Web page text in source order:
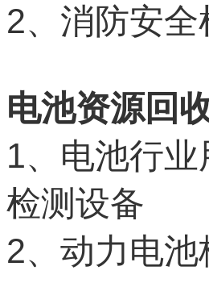
2、消防安
电池资源回
1、电池行
检测设备
2、动力电